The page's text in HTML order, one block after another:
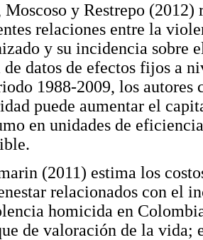
y Restrepo (2012)
relaciones entre la
y su incidencia sobre
de datos de efectos fijos a
1988-2009, los autores
puede aumentar el
en unidades de
(2011) estima los
relacionados con el
homicida en
de valoración de la vida;